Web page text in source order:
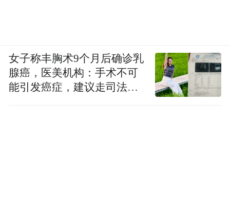
女子称丰胸术9个月后确诊乳
腺癌，医美机构：手术不可
能引发癌症，建议走司法途